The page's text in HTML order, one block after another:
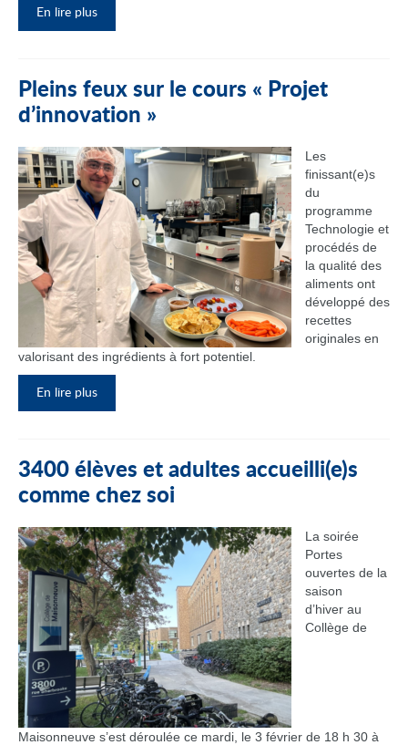
En lire plus
Pleins feux sur le cours « Projet
d’innovation »
Les
finissant(e)s
du
programme
Technologie et
procédés de
la qualité des
aliments ont
développé des
recettes
originales en
valorisant des ingrédients à fort potentiel.
En lire plus
3400 élèves et adultes accueilli(e)s
comme chez soi
La soirée
Portes
ouvertes de la
saison
d’hiver au
Collège de
Maisonneuve s’est déroulée ce mardi, le 3 février de 18 h 30 à